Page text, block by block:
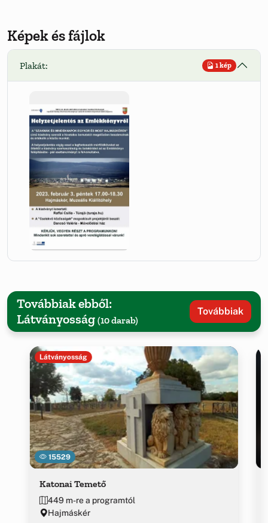
Képek és fájlok
Plakát: 1 kép
Továbbiak ebből:
Látványosság (10 darab)
Továbbiak
15529
Látványosság
Katonai Temető
449 m-re a programtól
Hajmáskér